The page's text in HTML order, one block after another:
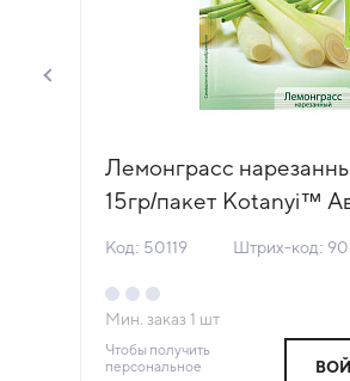
Лемонграсс
15гр/пакет Kotanyi™
Код: 50119 Штрих-код:
Мин. заказ 1 шт
Чтобы получить
персональное